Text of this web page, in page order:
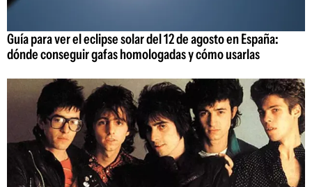
Guía para ver el eclipse solar del 12 de agosto en España:
dónde conseguir gafas homologadas y cómo usarlas